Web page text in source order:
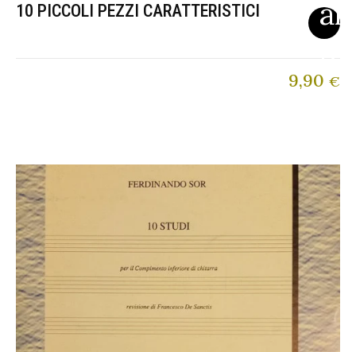
10 PICCOLI PEZZI CARATTERISTICI
9,90 €